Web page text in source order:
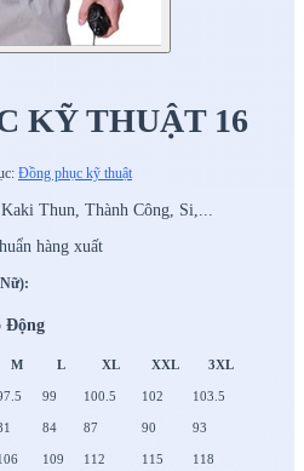
KỸ THUẬT 16
Đồng phục kỹ thuật
Thun, Thành Công, Si,...
hàng xuất
Động
M L XL XXL 3XL
99 100.5 102 103.5
84 87 90 93
109 112 115 118